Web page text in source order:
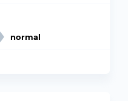
normal